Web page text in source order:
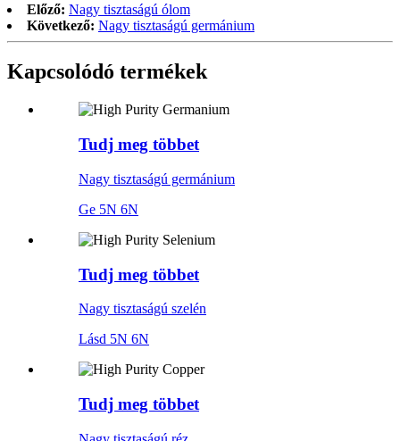
Előző: Nagy tisztaságú ólom
Következő: Nagy tisztaságú germánium
Kapcsolódó termékek
Tudj meg többet
Nagy tisztaságú germánium
Ge 5N 6N
Tudj meg többet
Nagy tisztaságú szelén
Lásd 5N 6N
Tudj meg többet